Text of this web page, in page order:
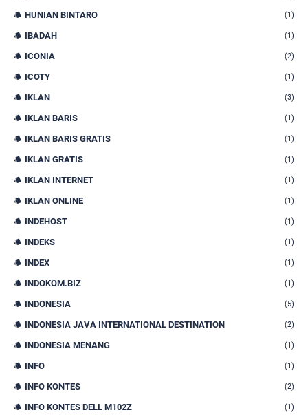
HUNIAN BINTARO (1)
IBADAH (1)
ICONIA (2)
ICOTY (1)
IKLAN (3)
IKLAN BARIS (1)
IKLAN BARIS GRATIS (1)
IKLAN GRATIS (1)
IKLAN INTERNET (1)
IKLAN ONLINE (1)
INDEHOST (1)
INDEKS (1)
INDEX (1)
INDOKOM.BIZ (1)
INDONESIA (5)
INDONESIA JAVA INTERNATIONAL DESTINATION (2)
INDONESIA MENANG (1)
INFO (1)
INFO KONTES (2)
INFO KONTES DELL M102Z (1)